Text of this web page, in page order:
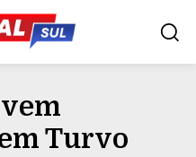
Turvo